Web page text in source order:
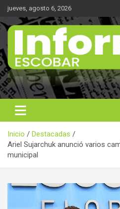
Saltar
contenido
jueves, agosto 6, 2026
Informe 21
Noticas reales
Inicio
Destacadas
Ariel Sujarchuk anunció varios
municipal